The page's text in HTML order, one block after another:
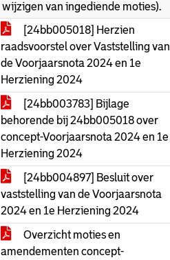
wijzigen van ingediende moties).
[24bb005018] Herzien
raadsvoorstel over Vaststelling van
de Voorjaarsnota 2024 en 1e
Herziening 2024
[24bb003783] Bijlage
behorende bij 24bb005018 over
concept-Voorjaarsnota 2024 en 1e
Herziening 2024
[24bb004897] Besluit over
vaststelling van de Voorjaarsnota
2024 en 1e Herziening 2024
Overzicht moties en
amendementen concept-